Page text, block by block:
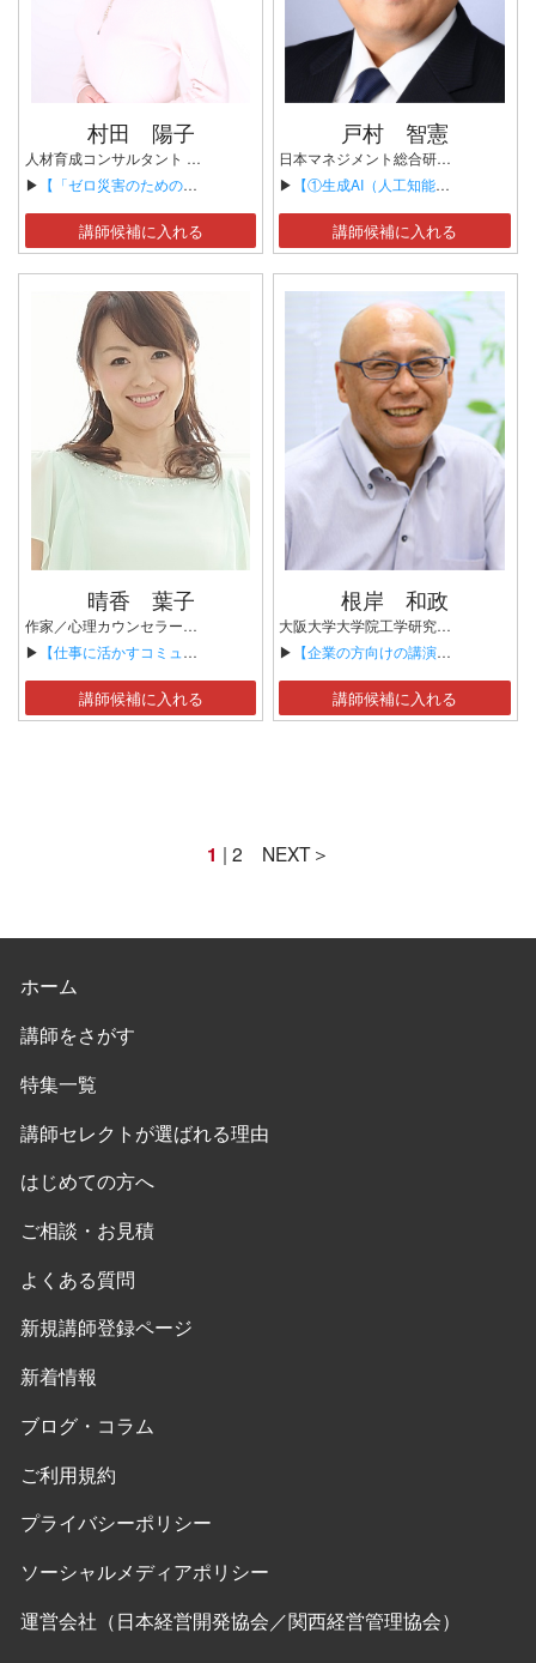
村田 陽子
人材育成コンサルタント 健康経営プロデューサー
▶ 【「ゼロ災害のためのストレスマネジメント」～ストレスフリーが安全環境を劇的に高める～】
講師候補に入れる
戸村 智憲
日本マネジメント総合研究所合同会社 理事長 GPT研究所 所長 コーポレート・ガバナンス・アワード大賞選考委員長 「がんと心のリゾート」執事
▶ 【①生成AI（人工知能）・RPA（業務自動化）・IT経営・サイバーリスク（セキュリティ）対策・DX・デジタル化・ICT化・IT-BCP/DR（ディズアスタ・リカバリー）・ITソリューション選定のポイントなど】
講師候補に入れる
晴香 葉子
作家／心理カウンセラー／コミュニケーション学研究者
▶ 【仕事に活かすコミュニケーション学】
講師候補に入れる
根岸 和政
大阪大学大学院工学研究科 コンプライアンス室レジリエンス教育部門 講師 工学部・工学研究科相談室 担当 公認心理師 ハラスメント防止委員会 委員 株式会社創晶應心 取締役 近畿大学大学院理学研究科東大阪ものづくり専攻 非常勤講師 一財）大阪漢方医学振興財団診療所 理事
▶ 【企業の方向けの講演テーマ】
講師候補に入れる
1 | 2 NEXT＞
ホーム
講師をさがす
特集一覧
講師セレクトが選ばれる理由
はじめての方へ
ご相談・お見積
よくある質問
新規講師登録ページ
新着情報
ブログ・コラム
ご利用規約
プライバシーポリシー
ソーシャルメディアポリシー
運営会社（日本経営開発協会／関西経営管理協会）